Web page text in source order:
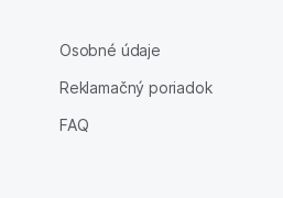
Osobné údaje
Reklamačný poriadok
FAQ